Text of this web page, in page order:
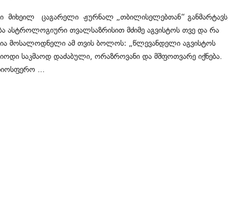
მიხეილ ცაგარელი ჟურნალ „თბილისელებთან“ განმარტავს,
ასტროლოგიური თვალსაზრისით მძიმე აგვისტოს თვე და რა
მოსალოდნელი ამ თვის ბოლოს: „წლევანდელი აგვისტოს
საკმაოდ დაძაბული, ორაზროვანი და მშფოთვარე იქნება.
...